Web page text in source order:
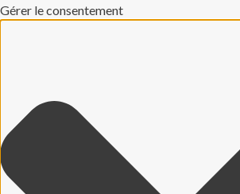
Gérer le consentement